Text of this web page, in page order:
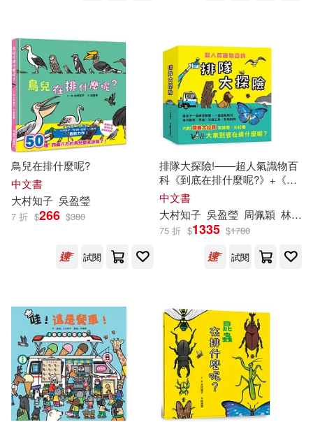
小天下(2)
浙江少年兒童出版社(2)
連環畫出版社(2)
三環出版社(1)
悅知文化(1) 新經典文化(1)
科學普及出版社(1)
配送方式 (可複選)
可超商取貨(21)
可海外宅配(21)
可港澳店取(21)
可菲律賓店取(21)
上市日期 (可複選)
鳥兒在排什麼呢?
中文書
大村知子 吳盈瑩
7 折 $266 $380
試閱
排隊大探險!——超人氣識物百
科《到底在排什麼呢?》+《超
級大塞車》+《昆蟲在排什麼
呢?》+《海底在排什麼呢?》+
《鳥兒在排什麼呢?》
中文書
大村知子 吳盈瑩 周佩穎 林芝儀
75 折 $1335 $1780
試閱